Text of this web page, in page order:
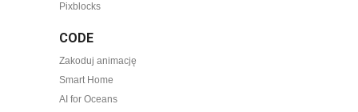
Pixblocks
CODE
Zakoduj animację
Smart Home
AI for Oceans